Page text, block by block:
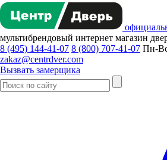
мультибрендовый интернет магазин
8 (495) 144-41-07 8 (800) 707-41-07 Пн-
zakaz@centrdver.com
Вызвать замерщика